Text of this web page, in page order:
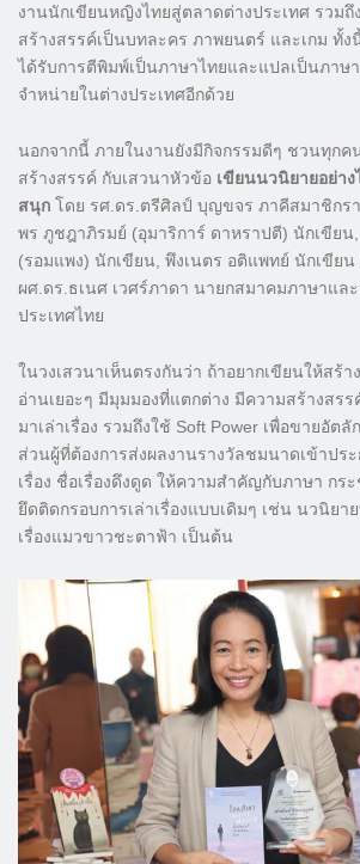
งานนักเขียนหญิงไทยสู่ตลาดต่างประเทศ รวมถึ
สร้างสรรค์เป็นบทละคร ภาพยนตร์ และเกม ทั้ง
ได้รับการตีพิมพ์เป็นภาษาไทยและแปลเป็นภาษา
จำหน่ายในต่างประเทศอีกด้วย
นอกจากนี้ ภายในงานยังมีกิจกรรมดีๆ ชวนทุกค
สร้างสรรค์ กับเสวนาหัวข้อ เขียนนวนิยายอย่า
สนุก โดย รศ.ดร.ตรีศิลป์ บุญขจร ภาคีสมาชิก
พร ภูชฎาภิรมย์ (อุมาริการ์ ดาหราปตี) นักเขียน
(รอมแพง) นักเขียน, พึงเนตร อติแพทย์ นักเขียน
ผศ.ดร.ธเนศ เวศร์ภาดา นายกสมาคมภาษาแล
ประเทศไทย
ในวงเสวนาเห็นตรงกันว่า ถ้าอยากเขียนให้สร้
อ่านเยอะๆ มีมุมมองที่แตกต่าง มีความสร้างสร
มาเล่าเรื่อง รวมถึงใช้ Soft Power เพื่อขายอัต
ส่วนผู้ที่ต้องการส่งผลงานรางวัลชมนาดเข้าปร
เรื่อง ชื่อเรื่องดึงดูด ให้ความสำคัญกับภาษา กร
ยึดติดกรอบการเล่าเรื่องแบบเดิมๆ เช่น นวนิยา
เรื่องแมวขาวชะตาฟ้า เป็นต้น